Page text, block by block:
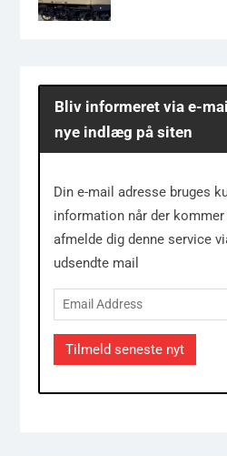
Bliv informeret via e-
nye indlæg på siten
Din e-mail adresse bruges
information når der
afmelde dig denne service
udsendte mail
Email
Address
Tilmeld seneste nyt